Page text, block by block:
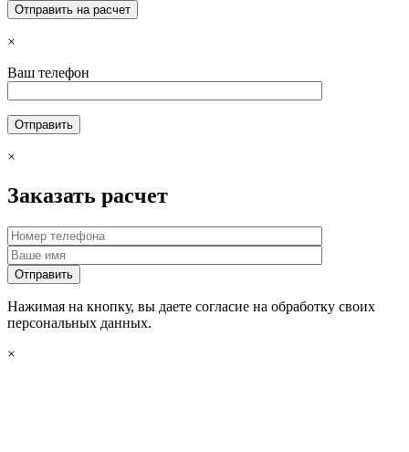
×
Ваш телефон
×
Заказать расчет
Нажимая на кнопку, вы даете согласие на обработку своих
персональных данных.
×